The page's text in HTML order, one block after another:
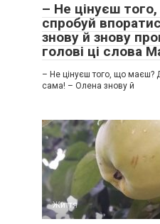
– Не цінуєш
спробуй
знову й знову
голові ці слова
– Не цінуєш того, що маєш?
сама! – Олена знову й
Життя